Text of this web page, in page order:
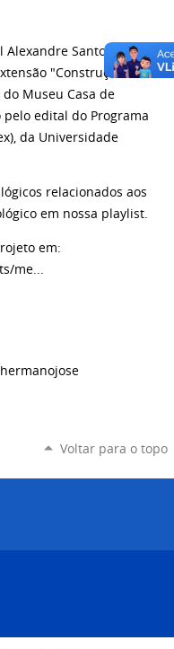
Santos, o
"Construção
Museu Casa de
edital do Programa
da Universidade
relacionados aos
em nossa playlist.
em:
me...
Voltar para o topo